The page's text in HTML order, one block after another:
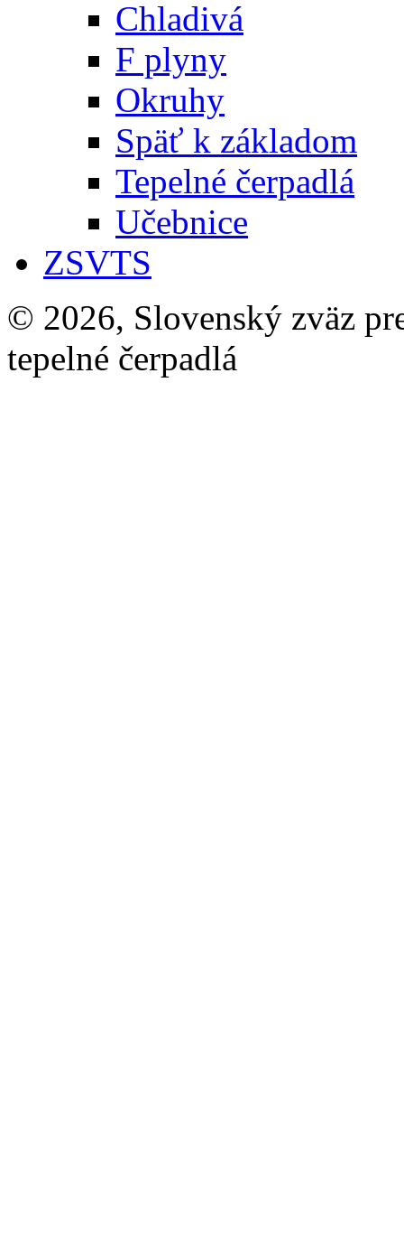
Chladivá
F plyny
Okruhy
Späť k základom
Tepelné čerpadlá
Učebnice
ZSVTS
© 2026, Slovenský zväz
tepelné čerpadlá